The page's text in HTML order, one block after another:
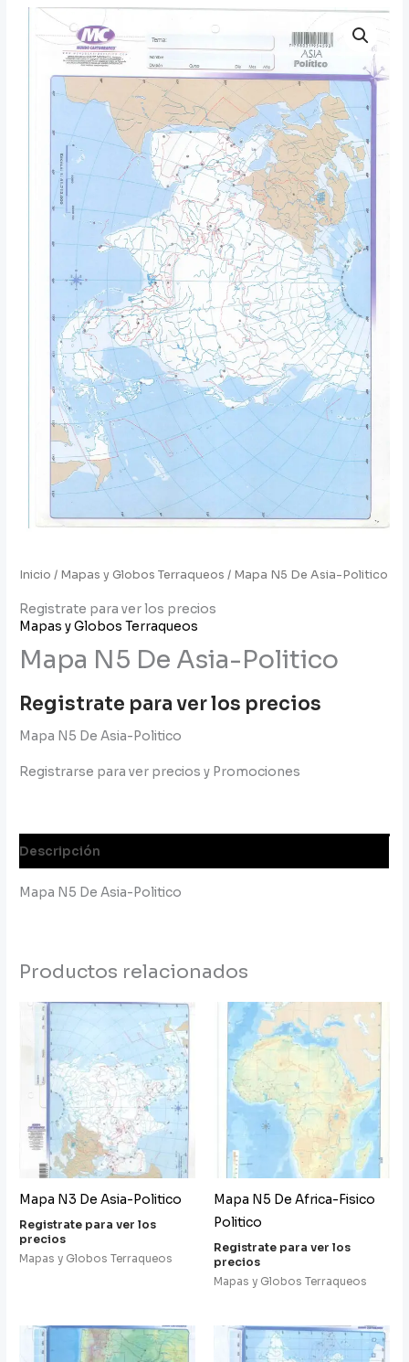
Inicio / Mapas y Globos Terraqueos / Mapa N5 De Asia-Politico
Registrate para ver los precios
Mapas y Globos Terraqueos
Mapa N5 De Asia-Politico
Registrate para ver los precios
Mapa N5 De Asia-Politico
Registrarse para ver precios y Promociones
Descripción
Mapa N5 De Asia-Politico
Productos relacionados
Mapa N3 De Asia-Politico
Registrate para ver los
precios
Mapas y Globos Terraqueos
Mapa N5 De Africa-Fisico
Politico
Registrate para ver los
precios
Mapas y Globos Terraqueos